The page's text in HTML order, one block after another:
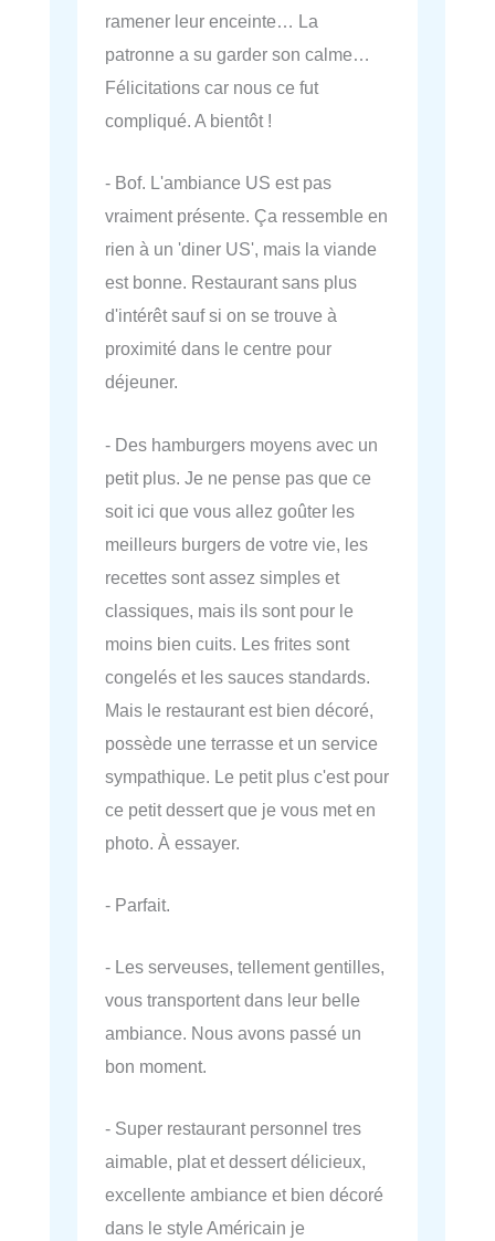
ramener leur enceinte… La
patronne a su garder son calme…
Félicitations car nous ce fut
compliqué. A bientôt !
- Bof. L'ambiance US est pas
vraiment présente. Ça ressemble en
rien à un 'diner US', mais la viande
est bonne. Restaurant sans plus
d'intérêt sauf si on se trouve à
proximité dans le centre pour
déjeuner.
- Des hamburgers moyens avec un
petit plus. Je ne pense pas que ce
soit ici que vous allez goûter les
meilleurs burgers de votre vie, les
recettes sont assez simples et
classiques, mais ils sont pour le
moins bien cuits. Les frites sont
congelés et les sauces standards.
Mais le restaurant est bien décoré,
possède une terrasse et un service
sympathique. Le petit plus c'est pour
ce petit dessert que je vous met en
photo. À essayer.
- Parfait.
- Les serveuses, tellement gentilles,
vous transportent dans leur belle
ambiance. Nous avons passé un
bon moment.
- Super restaurant personnel tres
aimable, plat et dessert délicieux,
excellente ambiance et bien décoré
dans le style Américain je